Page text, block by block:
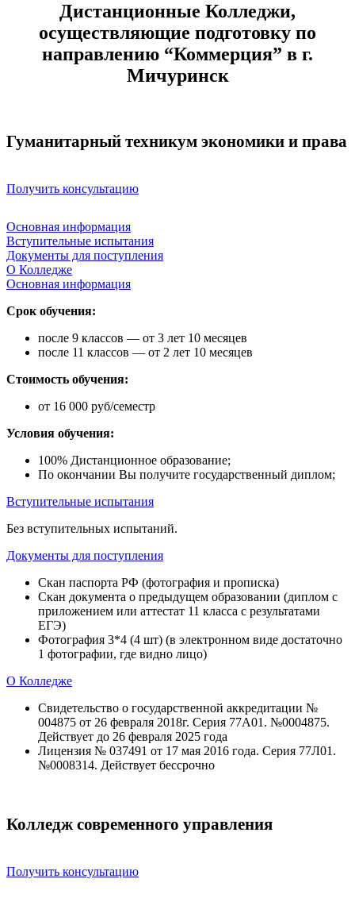
Дистанционные Колледжи,
осуществляющие подготовку по
направлению “Коммерция” в г.
Мичуринск
Гуманитарный техникум экономики и права
Получить консультацию
Основная информация
Вступительные испытания
Документы для поступления
О Колледже
Основная информация
Срок обучения:
после 9 классов — от 3 лет 10 месяцев
после 11 классов — от 2 лет 10 месяцев
Стоимость обучения:
от 16 000 руб/семестр
Условия обучения:
100% Дистанционное образование;
По окончании Вы получите государственный диплом;
Вступительные испытания
Без вступительных испытаний.
Документы для поступления
Скан паспорта РФ (фотография и прописка)
Скан документа о предыдущем образовании (диплом с
приложением или аттестат 11 класса с результатами
ЕГЭ)
Фотография 3*4 (4 шт) (в электронном виде достаточно
1 фотографии, где видно лицо)
О Колледже
Свидетельство о государственной аккредитации №
004875 от 26 февраля 2018г. Серия 77А01. №0004875.
Действует до 26 февраля 2025 года
Лицензия № 037491 от 17 мая 2016 года. Серия 77Л01.
№0008314. Действует бессрочно
Колледж современного управления
Получить консультацию